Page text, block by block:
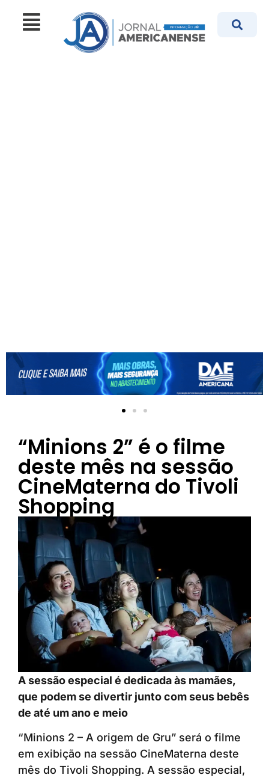
“Minions 2” é o filme
deste mês na sessão
CineMaterna do Tivoli
Shopping
A sessão especial é dedicada às mamães,
que podem se divertir junto com seus bebês
de até um ano e meio
“Minions 2 – A origem de Gru” será o filme
em exibição na sessão CineMaterna deste
mês do Tivoli Shopping. A sessão especial,